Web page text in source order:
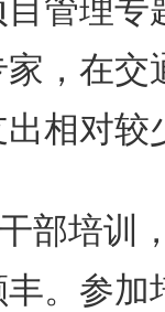
管理专
，在交
相对较
部培训
。参加